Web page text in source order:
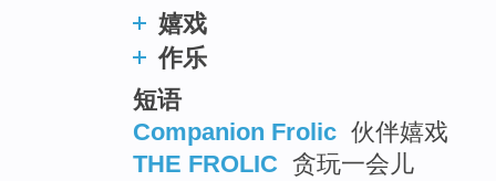
嬉戏
作乐
短语
Companion Frolic 伙伴嬉戏
THE FROLIC 贪玩一会儿